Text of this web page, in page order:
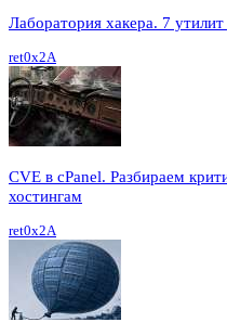
Лаборатория хакера. 7
ret0x2A
CVE в cPanel. Разбираем
хостингам
ret0x2A